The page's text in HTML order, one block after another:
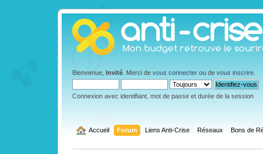
Bienvenue, Invité . Merci de vous connecter ou de vous inscrire
Connexion avec identifiant, mot de passe et durée de la session
Accueil Forum Liens Anti-Crise Réseaux Bons de